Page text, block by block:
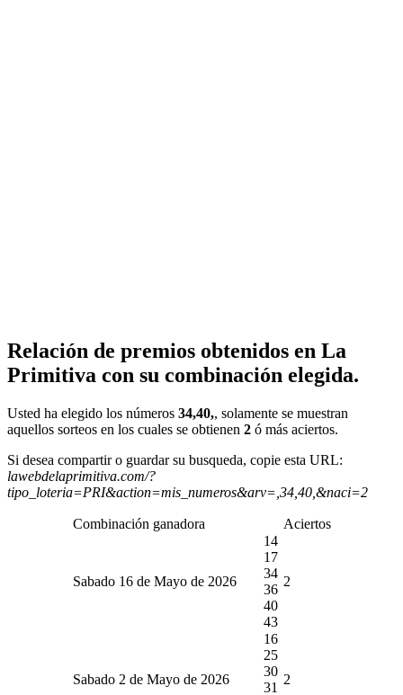
Relación de premios obtenidos en La
Primitiva con su combinación elegida.
Usted ha elegido los números 34,40,, solamente se muestran
aquellos sorteos en los cuales se obtienen 2 ó más aciertos.
Si desea compartir o guardar su busqueda, copie esta URL:
lawebdelaprimitiva.com/?
tipo_loteria=PRI&action=mis_numeros&arv=,34,40,&naci=2
Combinación ganadora Aciertos
Sabado 16 de Mayo de 2026
14
17
34
36
40
43
2
Sabado 2 de Mayo de 2026
16
25
30
31
2